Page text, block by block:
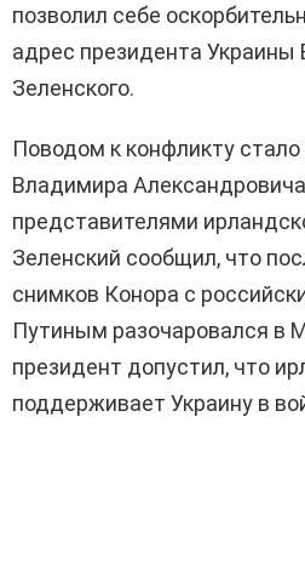
позволил себе
адрес президента Украины
Зеленского.
Поводом к конфликту
Владимира
представителями
Зеленский сообщил, что
снимков Конора с
Путиным разочаровался в
президент допустил, что
поддерживает Украину в